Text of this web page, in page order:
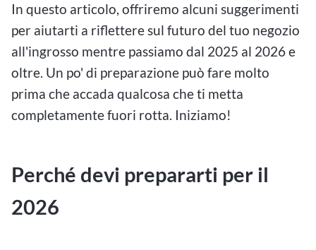
In questo articolo, offriremo alcuni suggerimenti
per aiutarti a riflettere sul futuro del tuo negozio
all'ingrosso mentre passiamo dal 2025 al 2026 e
oltre. Un po' di preparazione può fare molto
prima che accada qualcosa che ti metta
completamente fuori rotta. Iniziamo!
Perché devi prepararti per il
2026